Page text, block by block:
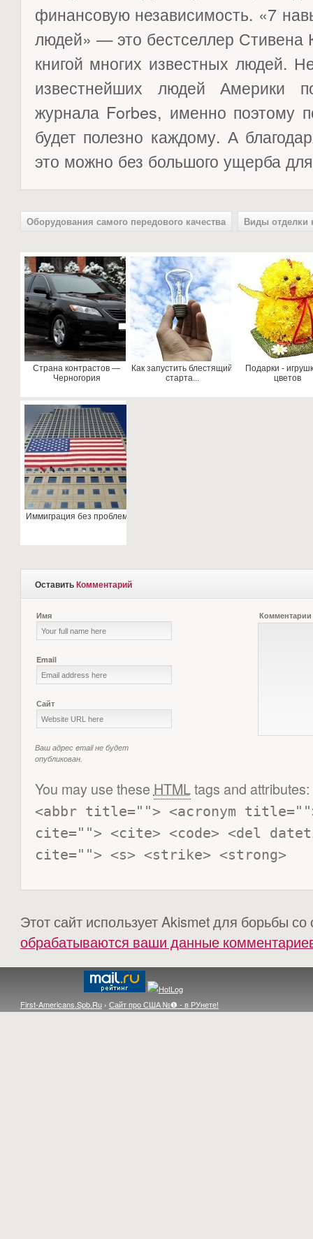
финансовую независимость. «7
людей» — это бестселлер Стивена
книгой многих известных людей.
известнейших людей Америки
журнала Forbes, именно поэтому
будет полезно каждому. А
это можно без большого ущерба
Оборудования самого передового качества Виды отделки
Страна контрастов —
Черногория
Как запустить блестящий
старта...
Подарки -
цветов
Иммиграция без проблем
ОставитьКомментарий
Имя
Email
Сайт
Ваш адрес email не будет
опубликован.
Комментарии
You may use these HTMLtags and attributes:
<abbr title=""> <acronym
cite=""> <cite> <code> <del
cite=""> <s> <strike> <strong>
Этот сайт использует Akismet для борьбы
обрабатываются ваши данные
First-Americans.Spb.Ru› Сайт про США №❶ - в РУнете!